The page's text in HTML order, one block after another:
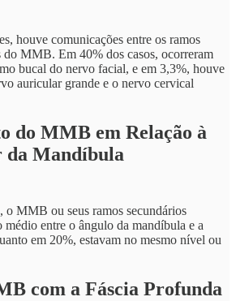
houve comunicações entre os ramos
do MMB. Em 40% dos casos, ocorreram
bucal do nervo facial, e em 3,3%, houve
auricular grande e o nervo cervical
do MMB em Relação à
Mandíbula
o MMB ou seus ramos secundários
médio entre o ângulo da mandíbula e a
em 20%, estavam no mesmo nível ou
com a Fáscia Profunda